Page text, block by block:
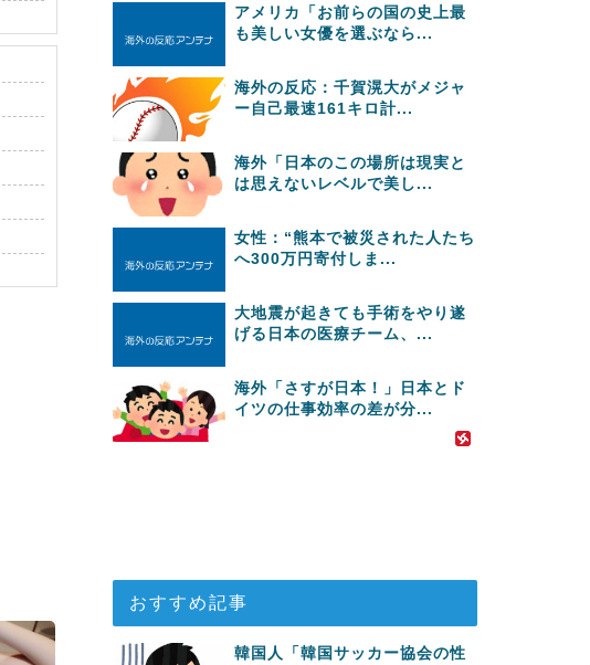
アメリカ「お前らの国の史上最
も美しい女優を選ぶなら...
海外の反応：千賀滉大がメジャ
ー自己最速161キロ計...
海外「日本のこの場所は現実と
は思えないレベルで美し...
女性：“熊本で被災された人たち
へ300万円寄付しま...
大地震が起きても手術をやり遂
げる日本の医療チーム、...
海外「さすが日本！」日本とド
イツの仕事効率の差が分...
おすすめ記事
韓国人「韓国サッカー協会の性